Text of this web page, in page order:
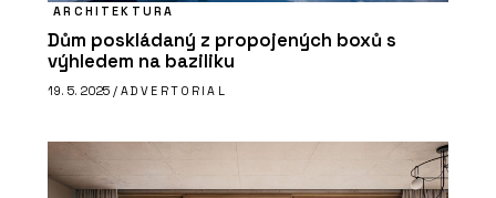
O FIRMĚ
OBZOR
ARCHITEKTURA
Dům poskládaný z propojených boxů s
výhledem na baziliku
19. 5. 2025 / ADVERTORIAL